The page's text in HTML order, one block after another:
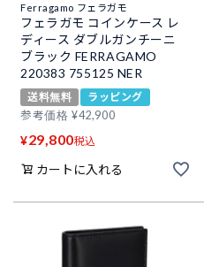
Ferragamo フェラガモ
フェラガモ コインケース レ
ディース ダブルガンチーニ
ブラック FERRAGAMO
220383 755125 NER
送料無料
ラッピング
参考価格 ¥42,900
¥29,800税込
カートに入れる